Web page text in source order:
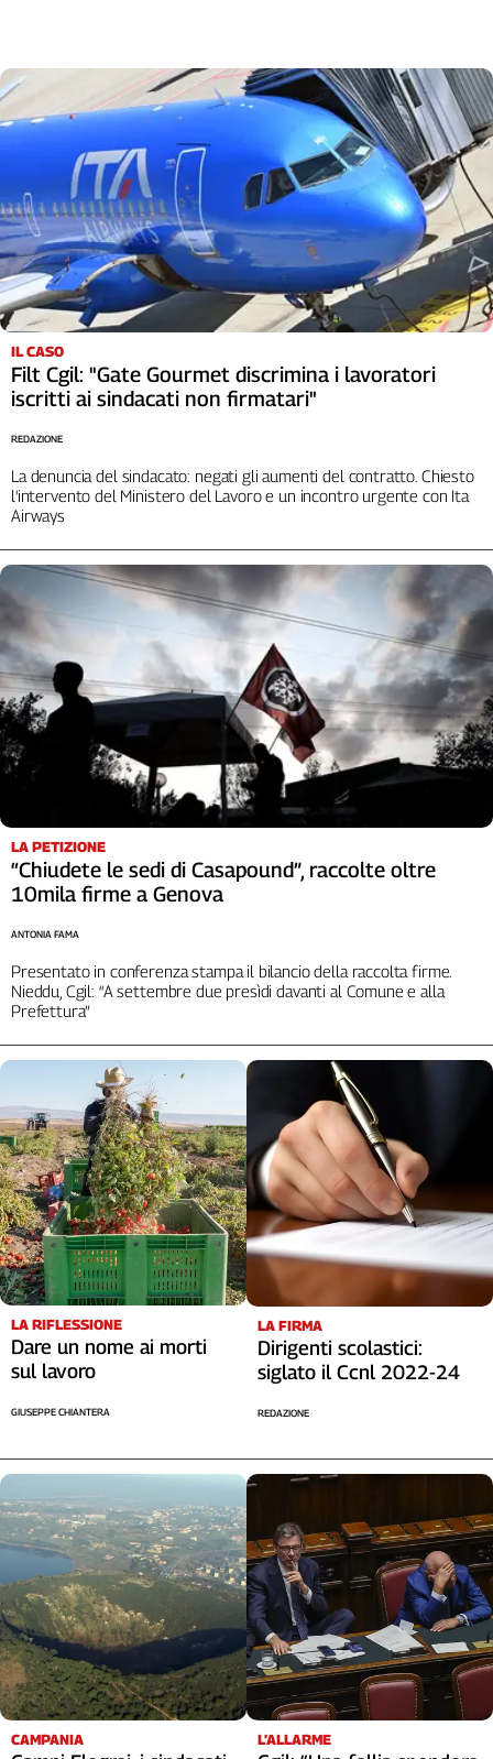
Puglia
Toscana
Trentino
Umbria
Valle
D'Aosta
Veneto
Archivio
Storico
2014
Contatti
La
redazione
Newsletter
IL CASO
Filt Cgil: "Gate Gourmet discrimina i lavoratori
iscritti ai sindacati non firmatari"
La denuncia del sindacato: negati gli aumenti del contratto. Chiesto
l'intervento del Ministero del Lavoro e un incontro urgente con Ita
Airways
REDAZIONE
LA PETIZIONE
“Chiudete le sedi di Casapound”, raccolte oltre
10mila firme a Genova
Presentato in conferenza stampa il bilancio della raccolta firme.
Nieddu, Cgil: “A settembre due presìdi davanti al Comune e alla
Prefettura”
ANTONIA FAMA
LA RIFLESSIONE
Dare un nome ai morti
sul lavoro
GIUSEPPE CHIANTERA
LA FIRMA
Dirigenti scolastici:
siglato il Ccnl 2022-24
REDAZIONE
CAMPANIA L’ALLARME